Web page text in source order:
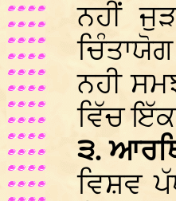
ਨਹੀਂ
ਨਹੀ
ਵਿੱਚ
੩.
ਵਿਸ਼ਵ